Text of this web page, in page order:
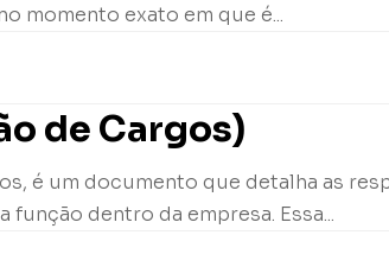
momento exato em que é...
de Cargos)
é um documento que detalha as
dentro da empresa. Essa...